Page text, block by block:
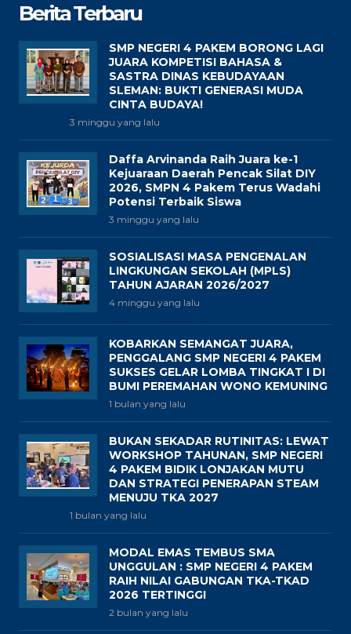
Berita Terbaru
SMP NEGERI 4 PAKEM BORONG LAGI
JUARA KOMPETISI BAHASA &
SASTRA DINAS KEBUDAYAAN
SLEMAN: BUKTI GENERASI MUDA
CINTA BUDAYA!
3 minggu yang lalu
Daffa Arvinanda Raih Juara ke-1
Kejuaraan Daerah Pencak Silat DIY
2026, SMPN 4 Pakem Terus Wadahi
Potensi Terbaik Siswa
3 minggu yang lalu
SOSIALISASI MASA PENGENALAN
LINGKUNGAN SEKOLAH (MPLS)
TAHUN AJARAN 2026/2027
4 minggu yang lalu
KOBARKAN SEMANGAT JUARA,
PENGGALANG SMP NEGERI 4 PAKEM
SUKSES GELAR LOMBA TINGKAT I DI
BUMI PEREMAHAN WONO KEMUNING
1 bulan yang lalu
BUKAN SEKADAR RUTINITAS: LEWAT
WORKSHOP TAHUNAN, SMP NEGERI
4 PAKEM BIDIK LONJAKAN MUTU
DAN STRATEGI PENERAPAN STEAM
MENUJU TKA 2027
1 bulan yang lalu
MODAL EMAS TEMBUS SMA
UNGGULAN : SMP NEGERI 4 PAKEM
RAIH NILAI GABUNGAN TKA-TKAD
2026 TERTINGGI
2 bulan yang lalu